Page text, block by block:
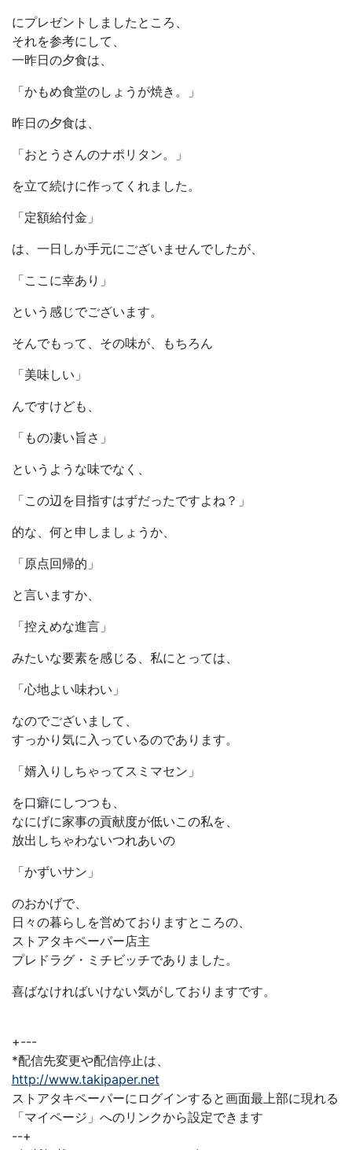
にプレゼントしましたところ、
それを参考にして、
一昨日の夕食は、
「かもめ食堂のしょうが焼き。」
昨日の夕食は、
「おとうさんのナポリタン。」
を立て続けに作ってくれました。
「定額給付金」
は、一日しか手元にございませんでしたが、
「ここに幸あり」
という感じでございます。
そんでもって、その味が、もちろん
「美味しい」
んですけども、
「もの凄い旨さ」
というような味でなく、
「この辺を目指すはずだったですよね？」
的な、何と申しましょうか、
「原点回帰的」
と言いますか、
「控えめな進言」
みたいな要素を感じる、私にとっては、
「心地よい味わい」
なのでございまして、
すっかり気に入っているのであります。
「婿入りしちゃってスミマセン」
を口癖にしつつも、
なにげに家事の貢献度が低いこの私を、
放出しちゃわないつれあいの
「かずいサン」
のおかげで、
日々の暮らしを営めておりますところの、
ストアタキペーパー店主
プレドラグ・ミチビッチでありました。
喜ばなければいけない気がしておりますです。
+---
*配信先変更や配信停止は、
http://www.takipaper.net
ストアタキペーパーにログインすると画面最上部に現れる
「マイページ」へのリンクから設定できます
--+